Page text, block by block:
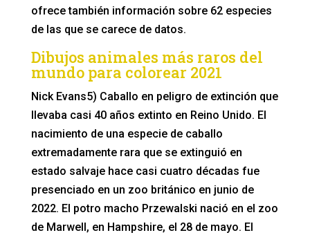
ofrece también información sobre 62 especies
de las que se carece de datos.
Dibujos animales más raros del
mundo para colorear 2021
Nick Evans5) Caballo en peligro de extinción que
llevaba casi 40 años extinto en Reino Unido. El
nacimiento de una especie de caballo
extremadamente rara que se extinguió en
estado salvaje hace casi cuatro décadas fue
presenciado en un zoo británico en junio de
2022. El potro macho Przewalski nació en el zoo
de Marwell, en Hampshire, el 28 de mayo. El